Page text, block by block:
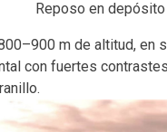
Reposo en
m de altitud, en
con fuertes